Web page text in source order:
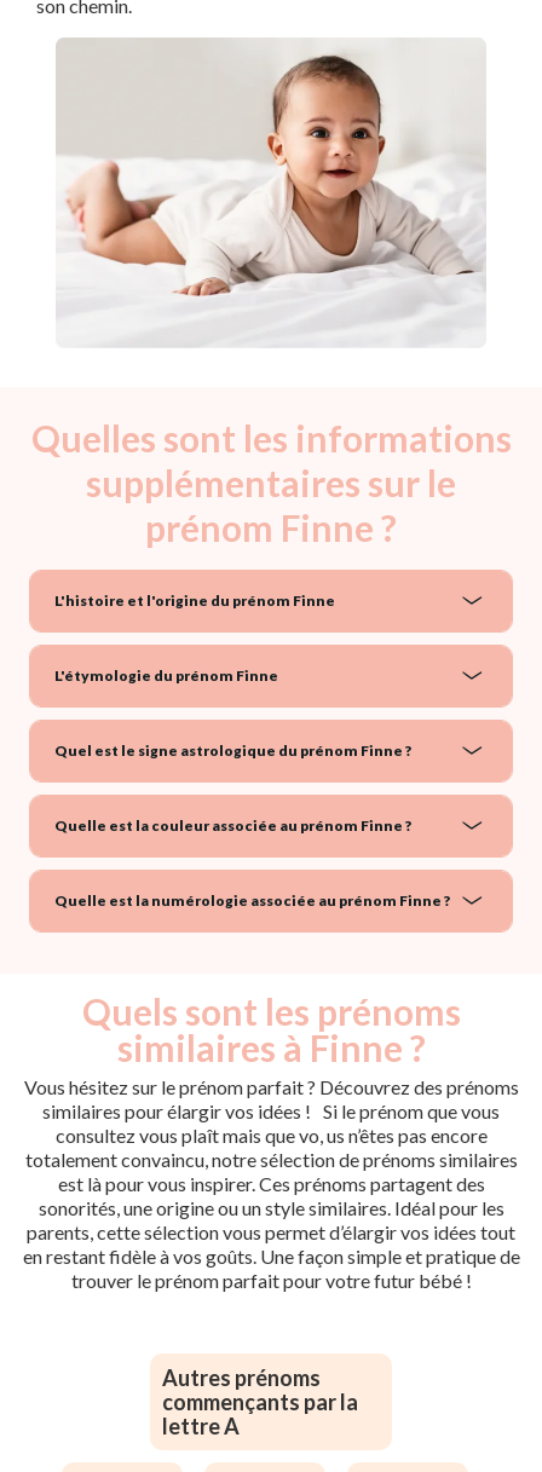
son chemin.
Quelles sont les informations
supplémentaires sur le
prénom Finne ?
L'histoire et l'origine du prénom Finne
L'étymologie du prénom Finne
Quel est le signe astrologique du prénom Finne ?
Quelle est la couleur associée au prénom Finne ?
Quelle est la numérologie associée au prénom Finne ?
Quels sont les prénoms
similaires à Finne ?
Vous hésitez sur le prénom parfait ? Découvrez des prénoms
similaires pour élargir vos idées ! Si le prénom que vous
consultez vous plaît mais que vo, us n’êtes pas encore
totalement convaincu, notre sélection de prénoms similaires
est là pour vous inspirer. Ces prénoms partagent des
sonorités, une origine ou un style similaires. Idéal pour les
parents, cette sélection vous permet d’élargir vos idées tout
en restant fidèle à vos goûts. Une façon simple et pratique de
trouver le prénom parfait pour votre futur bébé !
Autres prénoms
commençants par la
lettre A